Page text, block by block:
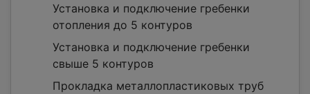
Установка и подключение гребенки
отопления до 5 контуров
Установка и подключение гребенки
свыше 5 контуров
Прокладка металлопластиковых труб